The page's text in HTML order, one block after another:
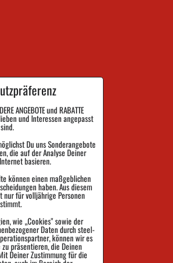
ANGEBOTE und RABATTE
und Interessen angepasst
sind.
Du uns Sonderangebote
die auf der Analyse Deiner
basieren.
können einen maßgeblichen
haben. Aus diesem
nur für volljährige Personen
wie „Cookies" sowie der
Daten durch steel-
können wir es
präsentieren, die Deinen
Deiner Zustimmung für die